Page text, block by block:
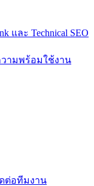
และ Technical SEO
ามพร้อมใช้งาน
ต่อทีมงาน